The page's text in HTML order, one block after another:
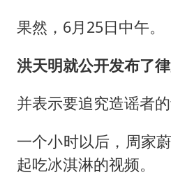
果然，6月25日中午。
洪天明就公开发布了律
并表示要追究造谣者的
一个小时以后，周家
起吃冰淇淋的视频。